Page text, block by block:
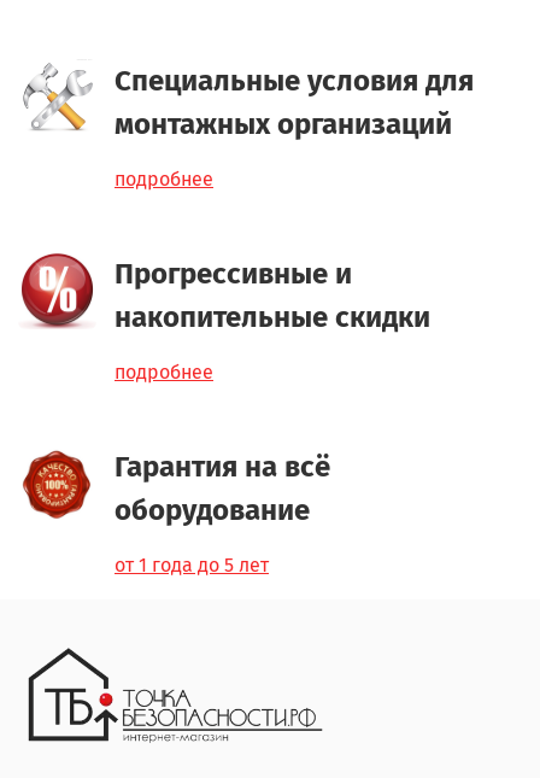
Специальные условия для
монтажных организаций
подробнее
Прогрессивные и
накопительные скидки
подробнее
Гарантия на всё
оборудование
от 1 года до 5 лет